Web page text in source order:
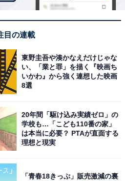
イズ＆フォルムチェンジ機
目の連載
東野圭吾や湊かなえだけじゃな
い、「業と罪」を描く『映画ち
いかわ』から強く連想した映画
8選
20年間「駆け込み実績ゼロ」の
学校も…「こども110番の家」
は本当に必要？ PTAが直面する
理想と現実
「青春18きっぷ」販売激減の裏